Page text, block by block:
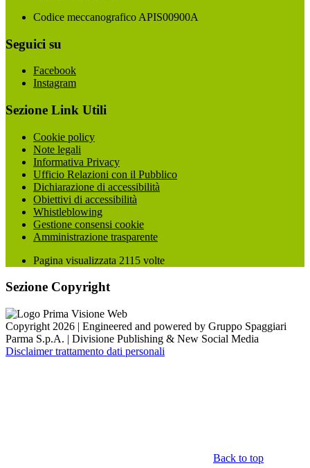
Codice meccanografico APIS00900A
Seguici su
Facebook
Instagram
Sezione Link Utili
Cookie policy
Note legali
Informativa Privacy
Ufficio Relazioni con il Pubblico
Dichiarazione di accessibilità
Obiettivi di accessibilità
Whistleblowing
Gestione consensi cookie
Amministrazione trasparente
Pagina visualizzata 2115 volte
Sezione Copyright
Copyright 2026 | Engineered and powered by Gruppo Spaggiari
Parma S.p.A. | Divisione Publishing & New Social Media
Disclaimer trattamento dati personali
Back to top